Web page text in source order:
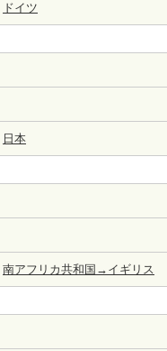
ドイツ
日本
南アフリカ共和国→イギリス